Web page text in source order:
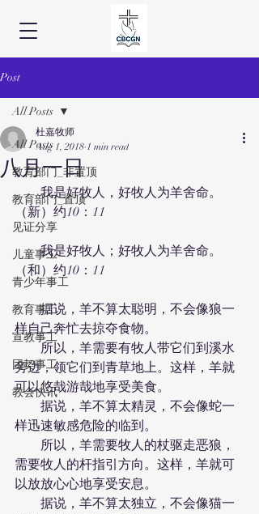
Post
All Posts
教育部门_非置顶
教育部门_置顶
见证分享
儿童事工
青少年事工
教育事工
宣教事工
团契事工
教会快讯
All Posts
八月一日
杜嘉牧师
Aug 1, 2018 1 min read
我是好牧人，好牧人为羊舍命。
（新）约10：11
我是好牧人；好牧人为羊舍命。
（和）约10：11
据说，羊不算太聪明，不会像狼一
样自己奔忙去掠夺食物。
所以，羊需要有牧人带它们到溪水
旁边，领它们到青草地上。这样，羊就
可以悠哉游哉地享受美食。
据说，羊不算太精灵，不会像蛇一
样迅速敏感危险的临到。
所以，羊需要牧人的杖驱走恶狼，
需要牧人的杆指引方向。这样，羊就可
以放放心心地享受安息。
据说，羊不算太独立，不会像猫一